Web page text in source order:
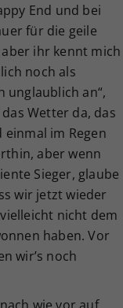
End und bei
für die geile
ihr kennt mich
noch als
unglaublich an“,
Wetter da, das
einmal im Regen
aber wenn
Sieger, glaube
wir jetzt wieder
nicht dem
haben. Vor
wir’s noch